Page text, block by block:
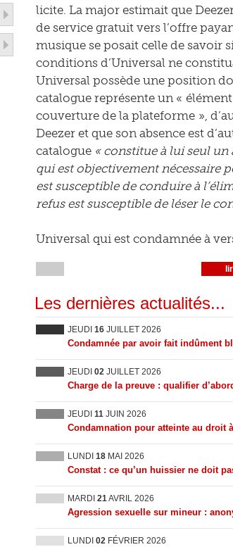
licite. La major estimait que
de service gratuit vers l’offre
musique se posait celle de savoir
conditions d’Universal ne
Universal possède une position
catalogue représente un «
couverture de la plateforme »,
Deezer et que son absence est
catalogue « constitue à lui seul
qui est objectivement nécessaire
est susceptible de conduire à
refus est susceptible de léser le
Universal qui est condamnée à
Les dernières actualités...
JEUDI 16 JUILLET 2026
Condamnée par avoir fait indûment
JEUDI 02 JUILLET 2026
Charge de la preuve : qualifier
JEUDI 11 JUIN 2026
Condamnation pour atteinte au droit
LUNDI 18 MAI 2026
Constat : ce qu’un huissier ne doit
MARDI 21AVRIL 2026
Agression sexuelle sur mineur :
LUNDI 02 FÉVRIER 2026